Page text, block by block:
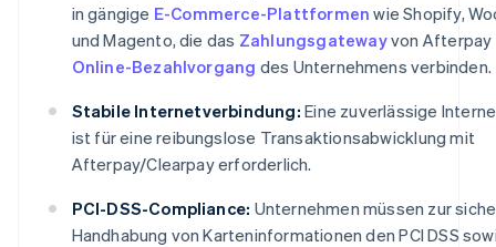
in gängige E-Commerce-Plattformen wie Shopify,
und Magento, die das Zahlungsgatewayvon Afterpay
Online-Bezahlvorgang des Unternehmens verbinden.
Stabile Internetverbindung: Eine zuverlässige
ist für eine reibungslose Transaktionsabwicklung mit
Afterpay/Clearpay erforderlich.
PCI-DSS-Compliance: Unternehmen müssen zur
Handhabung von Karteninformationen den PCI DSS